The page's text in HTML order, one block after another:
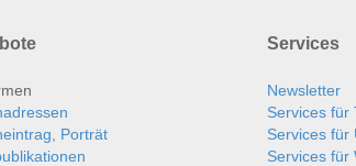
Porträt
Services
Newsletter
Services für
Services für
Services für